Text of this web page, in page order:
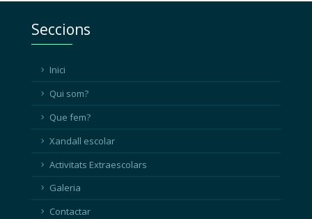
Seccions
Inici
Qui som?
Que fem?
Xandall escolar
Activitats Extraescolars
Galeria
Contactar